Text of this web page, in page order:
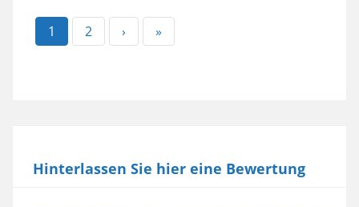
Aktuelle
1 Page
2
Nächste
›
Letzte
»
Hinterlassen Sie hier eine Bewertung